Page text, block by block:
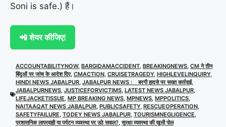
Soni is safe.) हैं।
📲 शेयर कीजिए!
ACCOUNTABILITYNOW, BARGIDAMACCIDENT, BREAKINGNEWS, CM ने तीन
बिंदुओं पर जांच के आदेश दिए, CMACTION, CRUISETRAGEDY, HIGHLEVELINQUIRY,
HINDI NEWS JABALPUR, JABALPUR NEWS : बरगी हादसे पर सख्त कार्रवाई,
JABALPURNEWS, JUSTICEFORVICTIMS, LATEST NEWS JABALPUR,
LIFEJACKETISSUE, MP BREAKING NEWS, MPNEWS, MPPOLITICS,
NAITAAQAT NEWS JABALPUR, PUBLICSAFETY, RESCUEOPERATION,
SAFETYFAILURE, TODEY NEWS JABALPUR, TOURISMNEGLIGENCE,
प्रशासनिक लापरवाही या पर्यटन व्यवस्था पर उठे सवाल?,सुरक्षा व्यवस्था की खुली पोल